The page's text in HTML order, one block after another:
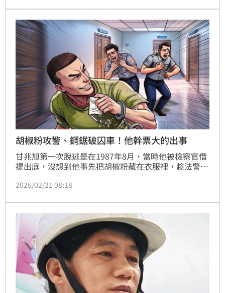
胡椒粉攻警、鋼鋸破囚車！他幹票大的出事
甘兆旭第一次脫逃是在1987年8月，當時他被檢察官借
提出庭，沒想到他事先把胡椒粉藏在衣服裡，趁法警解
止，短暫失去壓制能力，偵查庭一度陷入混亂，甘男趁
2026/02/21 08:18